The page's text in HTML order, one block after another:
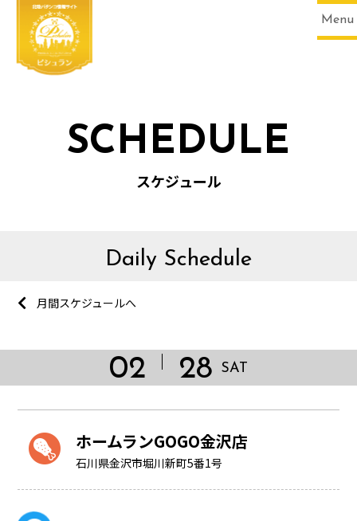
Menu
SCHEDULE
スケジュール
Daily Schedule
月間スケジュールへ
02 28 SAT
ホームランGOGO金沢店
石川県金沢市堀川新町5番1号